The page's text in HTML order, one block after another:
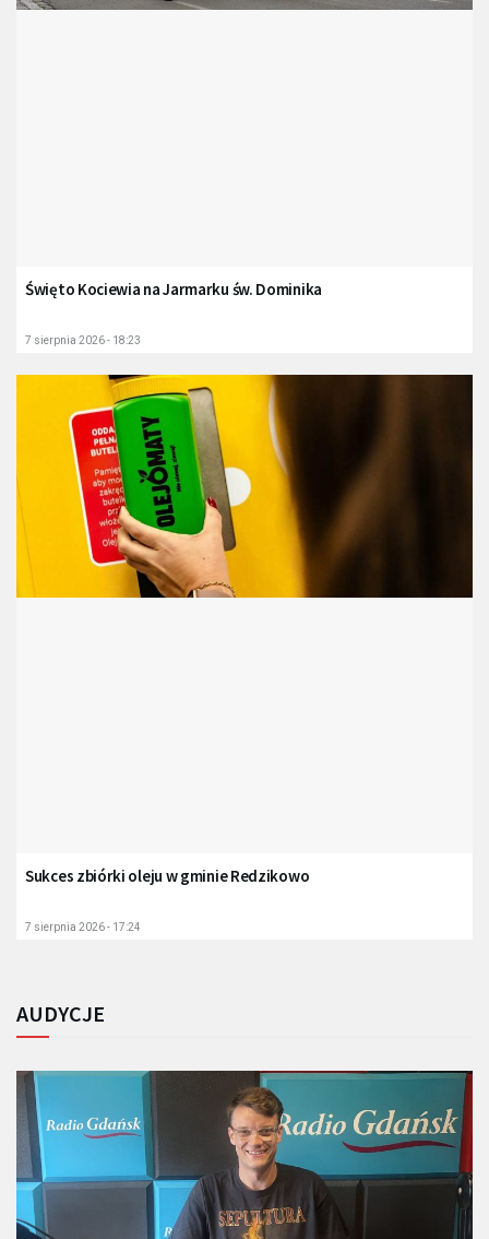
Święto Kociewia na Jarmarku św. Dominika
7 sierpnia 2026 - 18:23
Sukces zbiórki oleju w gminie Redzikowo
7 sierpnia 2026 - 17:24
AUDYCJE